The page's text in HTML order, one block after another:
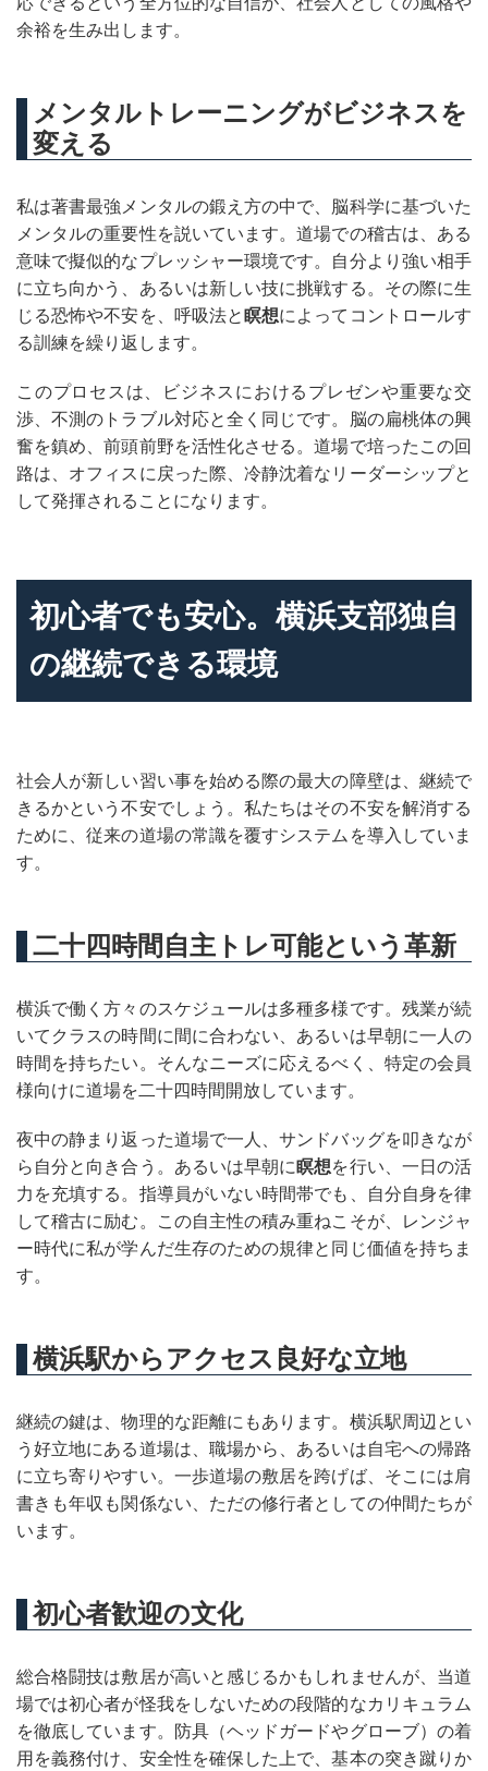
余裕を生み出します。
メンタルトレーニングがビジネスを
変える
私は著書最強メンタルの鍛え方の中で、脳科学に基づいた
メンタルの重要性を説いています。道場での稽古は、ある
意味で擬似的なプレッシャー環境です。自分より強い相手
に立ち向かう、あるいは新しい技に挑戦する。その際に生
じる恐怖や不安を、呼吸法と瞑想によってコントロールす
る訓練を繰り返します。
このプロセスは、ビジネスにおけるプレゼンや重要な交
渉、不測のトラブル対応と全く同じです。脳の扁桃体の興
奮を鎮め、前頭前野を活性化させる。道場で培ったこの回
路は、オフィスに戻った際、冷静沈着なリーダーシップと
して発揮されることになります。
初心者でも安心。横浜支部独自
の継続できる環境
社会人が新しい習い事を始める際の最大の障壁は、継続で
きるかという不安でしょう。私たちはその不安を解消する
ために、従来の道場の常識を覆すシステムを導入していま
す。
二十四時間自主トレ可能という革新
横浜で働く方々のスケジュールは多種多様です。残業が続
いてクラスの時間に間に合わない、あるいは早朝に一人の
時間を持ちたい。そんなニーズに応えるべく、特定の会員
様向けに道場を二十四時間開放しています。
夜中の静まり返った道場で一人、サンドバッグを叩きなが
ら自分と向き合う。あるいは早朝に瞑想を行い、一日の活
力を充填する。指導員がいない時間帯でも、自分自身を律
して稽古に励む。この自主性の積み重ねこそが、レンジャ
ー時代に私が学んだ生存のための規律と同じ価値を持ちま
す。
横浜駅からアクセス良好な立地
継続の鍵は、物理的な距離にもあります。横浜駅周辺とい
う好立地にある道場は、職場から、あるいは自宅への帰路
に立ち寄りやすい。一歩道場の敷居を跨げば、そこには肩
書きも年収も関係ない、ただの修行者としての仲間たちが
います。
初心者歓迎の文化
総合格闘技は敷居が高いと感じるかもしれませんが、当道
場では初心者が怪我をしないための段階的なカリキュラム
を徹底しています。防具（ヘッドガードやグローブ）の着
用を義務付け、安全性を確保した上で、基本の突き蹴りか